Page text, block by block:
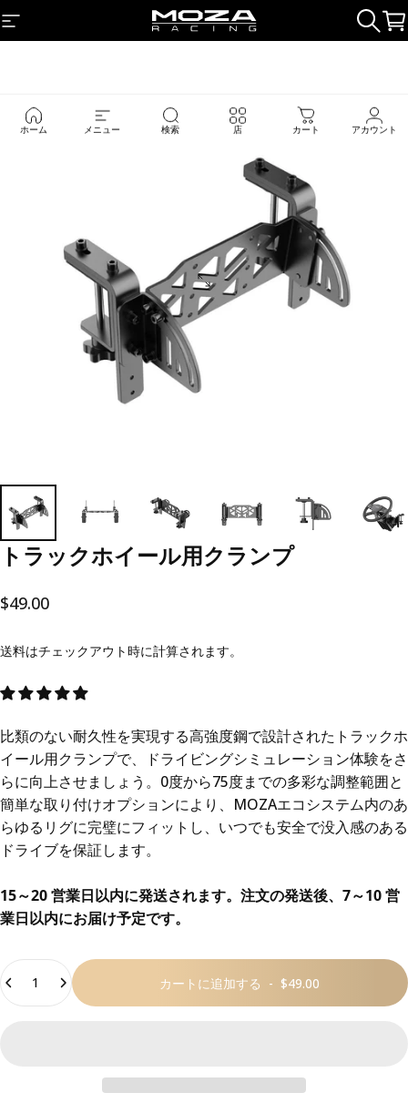
サイトナビゲーションMOZA Racing 検索
ホーム メニュー 検索 店 カート アカウント
トラックホイール用クランプ
$49.00
送料はチェックアウト時に計算されます。
比類のない耐久性を実現する高強度鋼で設計されたトラックホ
イール用クランプで、ドライビングシミュレーション体験をさ
らに向上させましょう。0度から75度までの多彩な調整範囲と
簡単な取り付けオプションにより、MOZAエコシステム内のあ
らゆるリグに完璧にフィットし、いつでも安全で没入感のある
ドライブを保証します。
15～20 営業日以内に発送されます。注文の発送後、7～10 営
業日以内にお届け予定です。
数量
カートに追加する -$49.00